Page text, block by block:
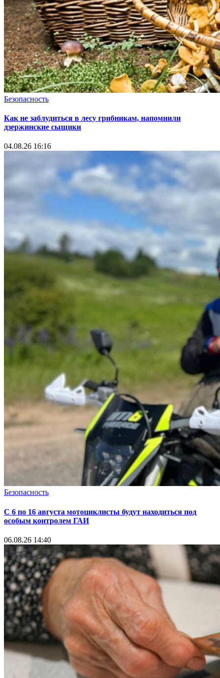
Безопасность
Как не заблудиться в лесу грибникам, напомнили
дзержинские сыщики
04.08.26 16:16
Безопасность
С 6 по 16 августа мотоциклисты будут находиться под
особым контролем ГАИ
06.08.26 14:40